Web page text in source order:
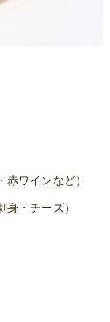
ワインなど）
・チーズ）